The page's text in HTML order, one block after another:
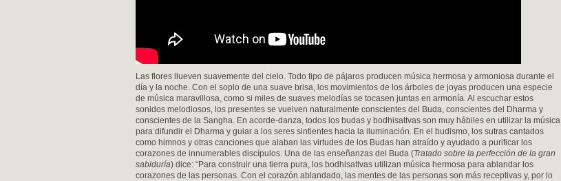
Las flores llueven suavemente del cielo. Todo tipo de pájaros producen música hermosa y armoniosa durante el
día y la noche. Con el soplo de una suave brisa, los movimientos de los árboles de joyas producen una especie
de música maravillosa, como si miles de suaves melodías se tocasen juntas en armonía. Al escuchar estos
sonidos melodiosos, los presentes se vuelven naturalmente conscientes del Buda, conscientes del Dharma y
conscientes de la Sangha. En acorde-danza, todos los budas y bodhisattvas son muy hábiles en utilizar la música
para difundir el Dharma y guiar a los seres sintientes hacia la iluminación. En el budismo, los sutras cantados
como himnos y otras canciones que alaban las virtudes de los Budas han atraído y ayudado a purificar los
corazones de innumerables discípulos. Una de las enseñanzas del Buda (Tratado sobre la perfección de la gran
sabiduría) dice: “Para construir una tierra pura, los bodhisattvas utilizan música hermosa para ablandar los
corazones de las personas. Con el corazón ablandado, las mentes de las personas son más receptivas y, por lo